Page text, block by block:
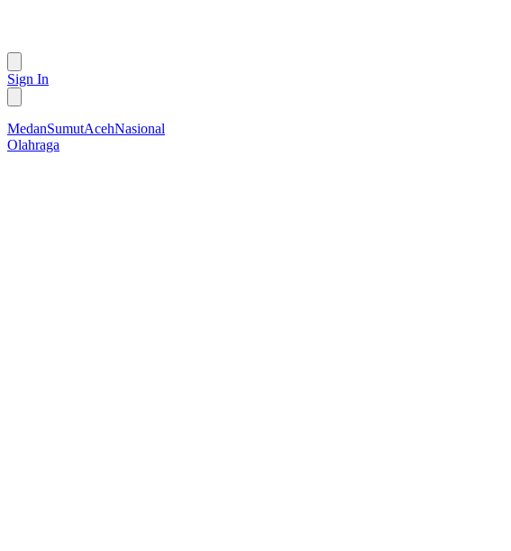
Sign In
MedanSumutAcehNasional
Olahraga